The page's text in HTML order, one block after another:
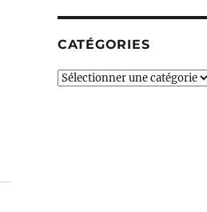
CATÉGORIES
Catégories